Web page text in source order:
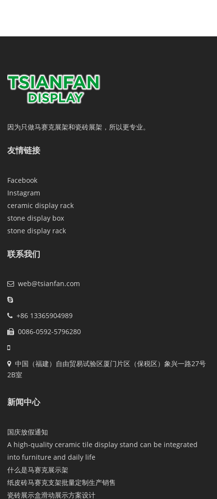
因为只做马赛克展架和瓷砖展架，所以更专业。
友情链接
Facebook
Instagram
ceramic display rack
stone display box
stone display rack
联系我们
web@tsianfan.com
+86 13365904989
0086-0592-5796280
中国（福建）自由贸易试验区厦门片区（保税区）象兴一路27号
2B室
新闻中心
国庆放假通知
A high-quality ceramic tile display stand can be integrated
into furniture and daily life
什么是马赛克展示架
纸皮砖马赛克支架批量定制生产销售
瓷砖展示盒滑动展示方案设计